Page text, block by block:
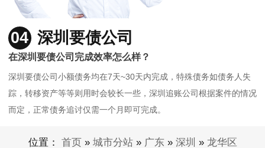
04 深圳要债公司
在深圳要债公司完成效率怎么样？
深圳要债公司小额债务均在7天~30天内完成，特殊债务如债务人失
踪，转移资产等等则用时会较长一些，深圳追账公司根据案件的情况
而定，正常债务追讨仅需一个月即可完成。
位置： 首页 » 城市分站» 广东» 深圳 » 龙华区